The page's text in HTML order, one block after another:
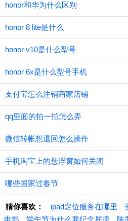
honor和华为什么区别
honor 8 lite是什么
honor v10是什么型号
honor 6x是什么型号手机
支付宝怎么注销商家店铺
qq里面的拍一拍怎么弄
微信转帐想退回怎么操作
手机淘宝上的悬浮窗如何关闭
哪些国家过春节
猜你喜欢： ipad定位服务在哪里
电影
端午节为什么要纪念屈原 陈